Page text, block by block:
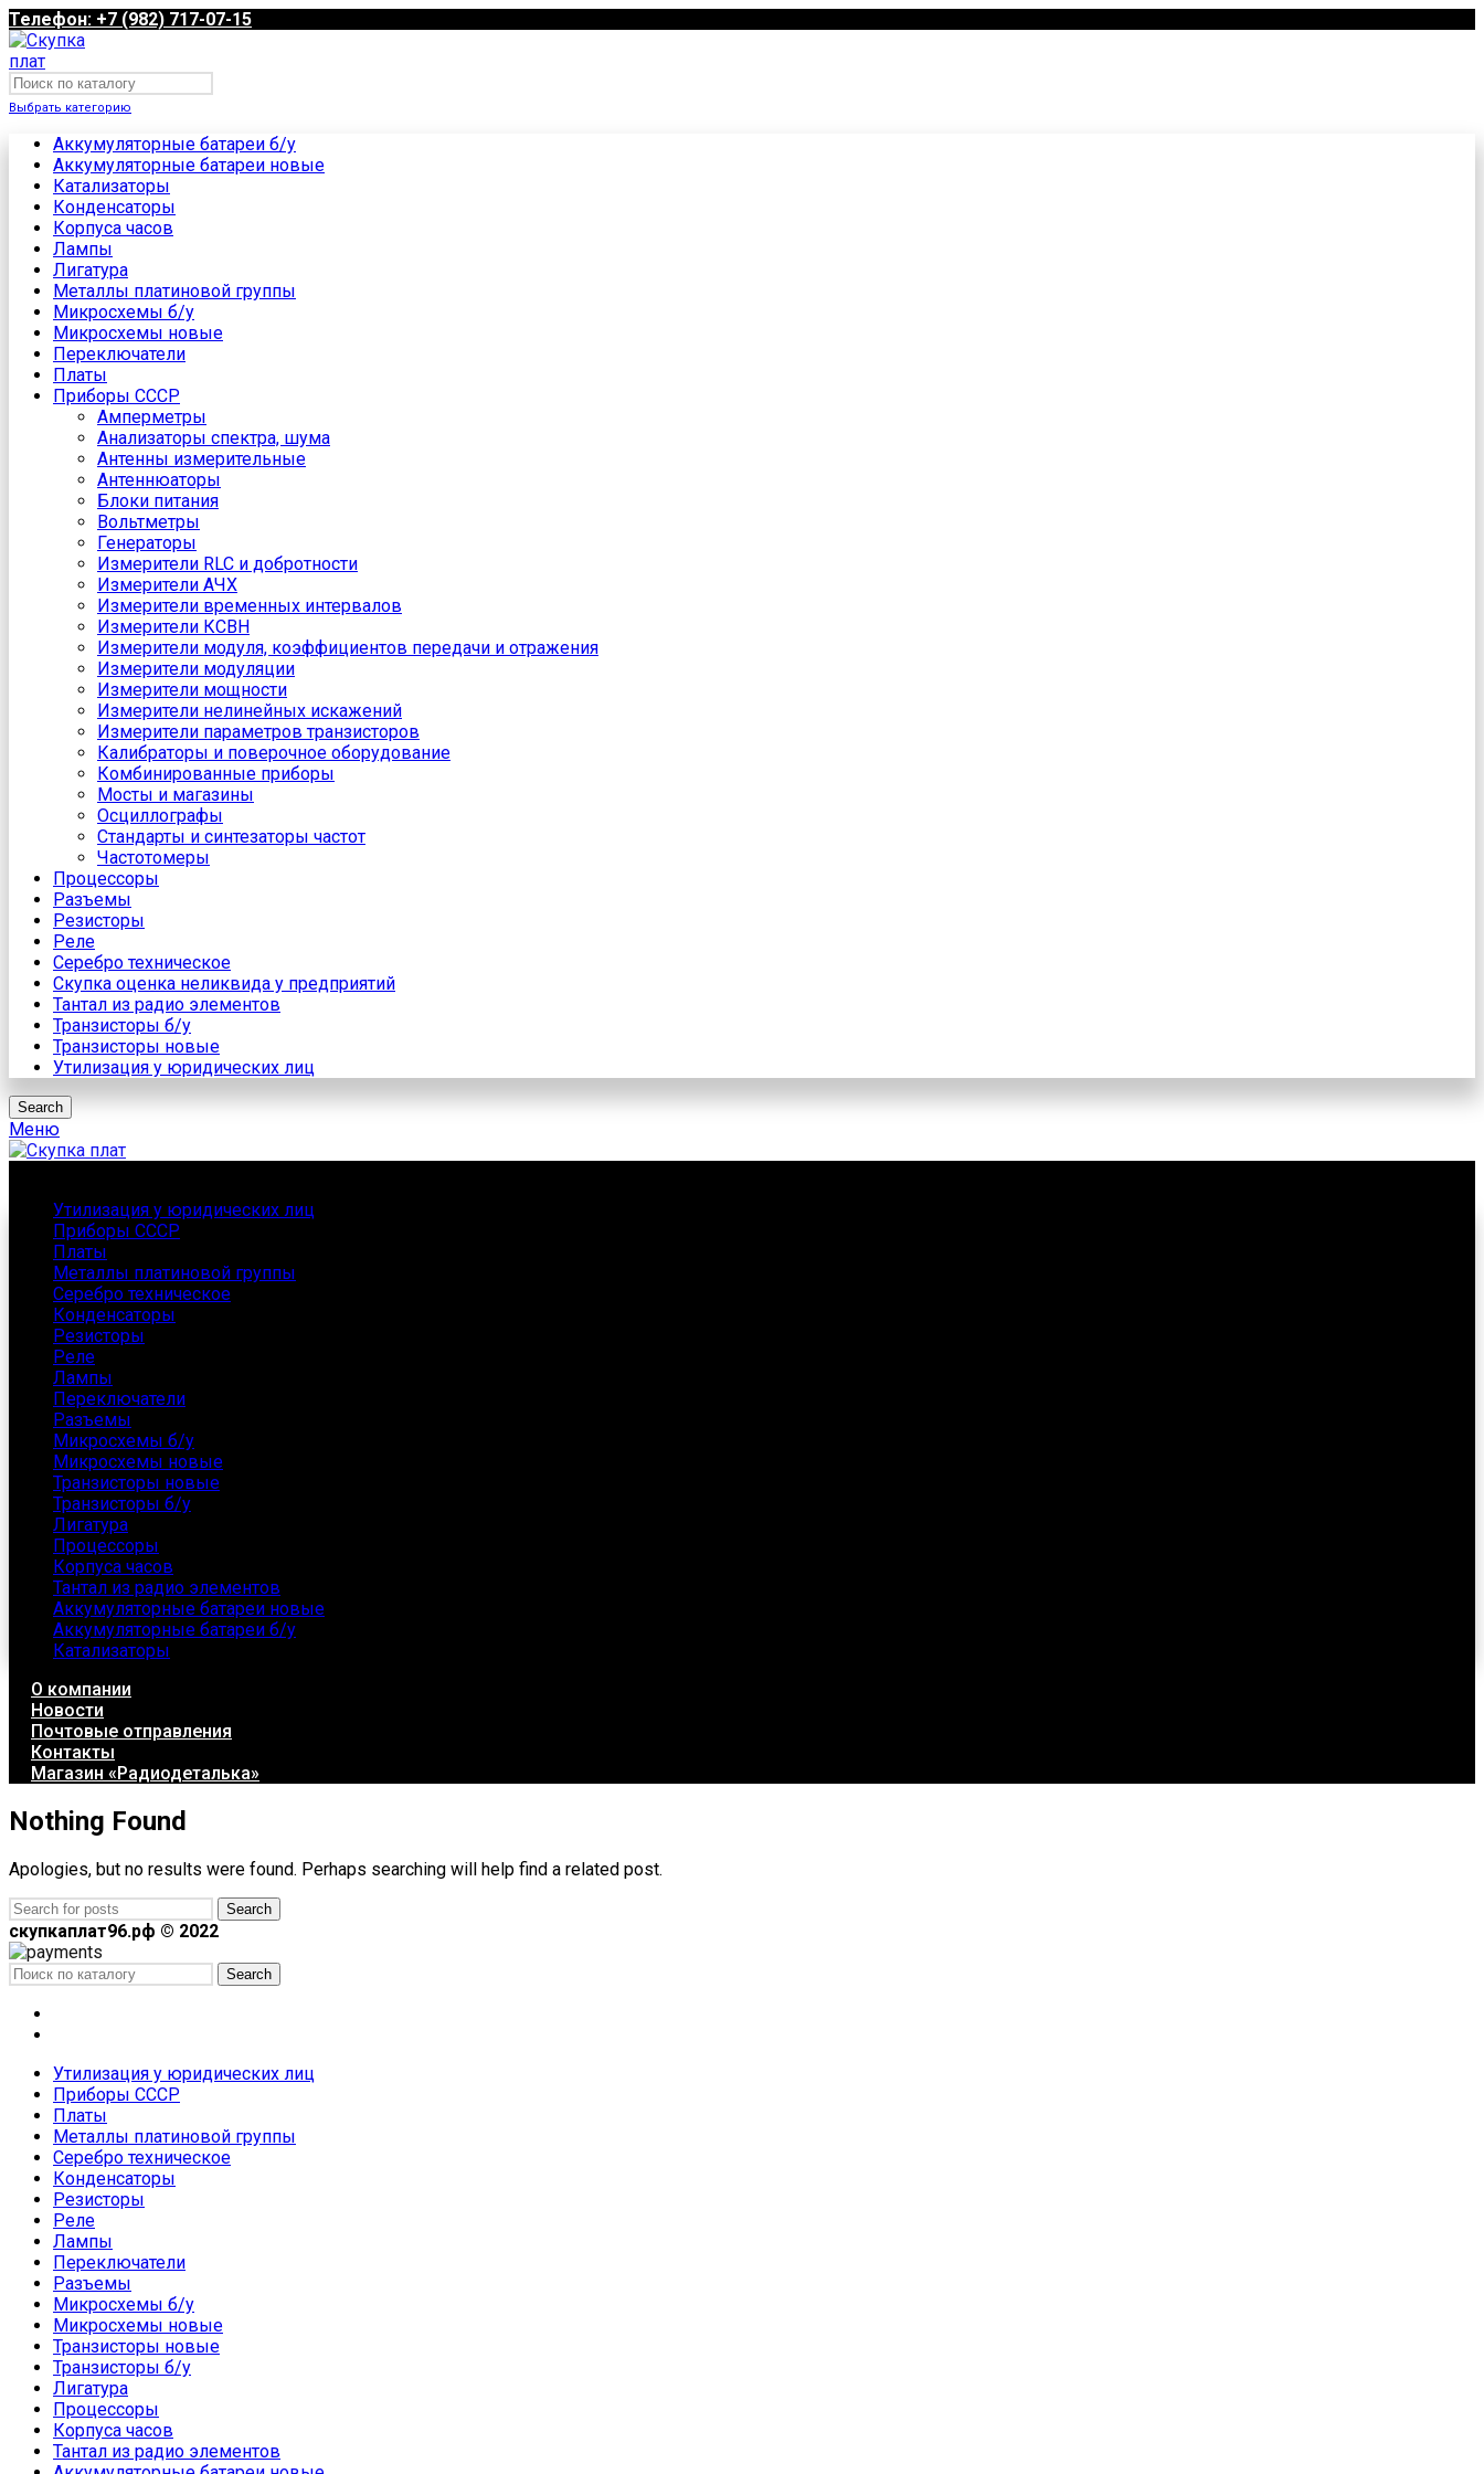
Телефон: +7 (982) 717-07-15
Выбрать категорию
Аккумуляторные батареи б/у
Аккумуляторные батареи новые
Катализаторы
Конденсаторы
Корпуса часов
Лампы
Лигатура
Металлы платиновой группы
Микросхемы б/у
Микросхемы новые
Переключатели
Платы
Приборы СССР
Амперметры
Анализаторы спектра, шума
Антенны измерительные
Антеннюаторы
Блоки питания
Вольтметры
Генераторы
Измерители RLC и добротности
Измерители АЧХ
Измерители временных интервалов
Измерители КСВН
Измерители модуля, коэффициентов передачи и отражения
Измерители модуляции
Измерители мощности
Измерители нелинейных искажений
Измерители параметров транзисторов
Калибраторы и поверочное оборудование
Комбинированные приборы
Мосты и магазины
Осциллографы
Стандарты и синтезаторы частот
Частотомеры
Процессоры
Разъемы
Резисторы
Реле
Серебро техническое
Скупка оценка неликвида у предприятий
Тантал из радио элементов
Транзисторы б/у
Транзисторы новые
Утилизация у юридических лиц
Search
Меню
Утилизация у юридических лиц
Приборы СССР
Платы
Металлы платиновой группы
Серебро техническое
Конденсаторы
Резисторы
Реле
Лампы
Переключатели
Разъемы
Микросхемы б/у
Микросхемы новые
Транзисторы новые
Транзисторы б/у
Лигатура
Процессоры
Корпуса часов
Тантал из радио элементов
Аккумуляторные батареи новые
Аккумуляторные батареи б/у
Катализаторы
О компании
Новости
Почтовые отправления
Контакты
Магазин «Радиодеталька»
Nothing Found
Apologies, but no results were found. Perhaps searching will help find a related post.
Search
скупкаплат96.рф © 2022
Search
Утилизация у юридических лиц
Приборы СССР
Платы
Металлы платиновой группы
Серебро техническое
Конденсаторы
Резисторы
Реле
Лампы
Переключатели
Разъемы
Микросхемы б/у
Микросхемы новые
Транзисторы новые
Транзисторы б/у
Лигатура
Процессоры
Корпуса часов
Тантал из радио элементов